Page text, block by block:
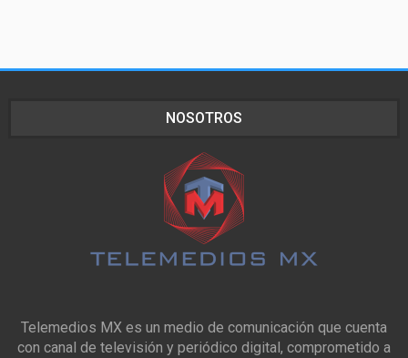
NOSOTROS
Telemedios MX es un medio de comunicación que cuenta
con canal de televisión y periódico digital, comprometido a